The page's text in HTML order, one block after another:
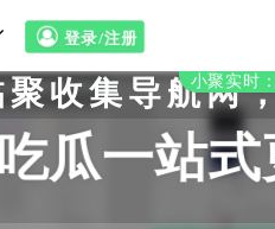
登录/注册
小聚实时
网，本站于
瓜一站